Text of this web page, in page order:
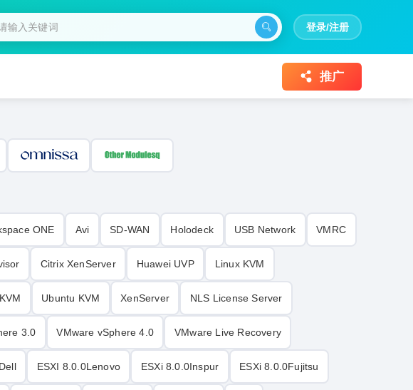
登录/注册
推广
ONE Avi SD-WAN Holodeck USB Network VMRC
Citrix XenServer Huawei UVP Linux KVM
Ubuntu KVM XenServer NLS License Server
3.0 VMware vSphere 4.0 VMware Live Recovery
ESXI 8.0.0Lenovo ESXi 8.0.0Inspur ESXi 8.0.0Fujitsu